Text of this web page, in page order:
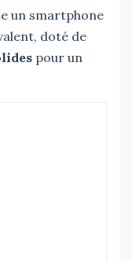
un smartphone
doté de
pour un